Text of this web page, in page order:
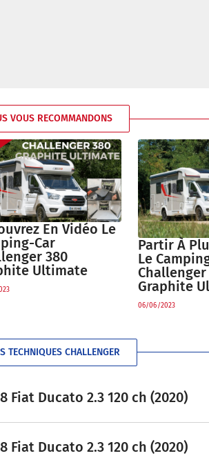
VOUS RECOMMANDONS
En Vidéo Le
Car
380
Ultimate
Partir À
Le
Challenger
Graphite
06/06/2023
TECHNIQUES CHALLENGER
Fiat Ducato 2.3 120 ch (2020)
Fiat Ducato 2.3 120 ch (2020)